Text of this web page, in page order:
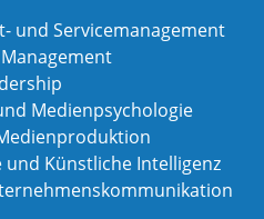
und Servicemanagement
Medienpsychologie
und Künstliche Intelligenz